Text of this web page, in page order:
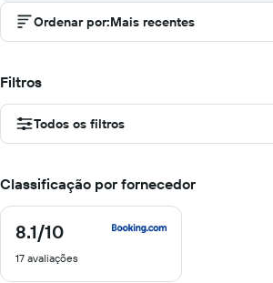
Ordenar por:Mais recentes
Filtros
Todos os filtros
Classificação por fornecedor
8.1/10
8.1
10
17 avaliações